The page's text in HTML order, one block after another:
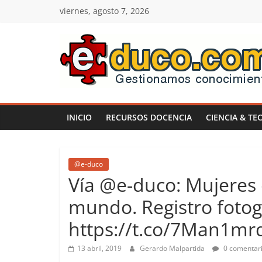
viernes, agosto 7, 2026
E-
duco:
Gestión
del
Conocimiento
Learn
Do
INICIO RECURSOS DOCENCIA CIENCIA &
@e-duco
Vía @e-duco:
mundo. Registro
https://t.co/
13 abril, 2019 Gerardo Malpartida 0